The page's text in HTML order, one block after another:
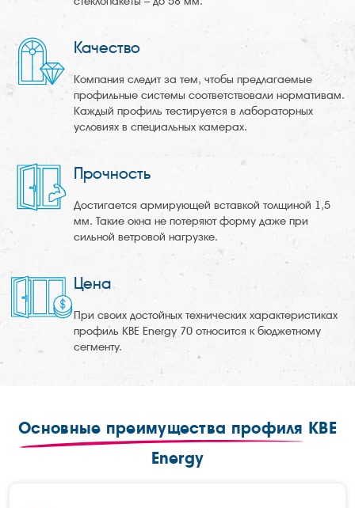
Качество
Компания следит за тем, чтобы предлагаемые
профильные системы соответствовали нормативам.
Каждый профиль тестируется в лабораторных
условиях в специальных камерах.
Прочность
Достигается армирующей вставкой толщиной 1,5
мм. Такие окна не потеряют форму даже при
сильной ветровой нагрузке.
Цена
При своих достойных технических характеристиках
профиль KBE Energy 70 относится к бюджетному
сегменту.
Основные преимущества профиля KBE
Energy